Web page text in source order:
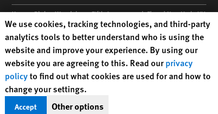
Human Rights Watch| 350 Fifth Avenue, 34th Floor | New York,NY
10118-3299USA|t 1.212.290.4700
Human Rights Watchis a 501(C)(3) nonprofit registered in the US
under EIN: 13-2875808
Human Rights Watch cookie preferences
We use cookies, tracking technologies, and third-party
analytics tools to better understand who is using the
website and improve your experience. By using our
website you are agreeing to this. Read ourprivacy
policyto find out what cookies are used for and how to
change your settings.
Accept Other options